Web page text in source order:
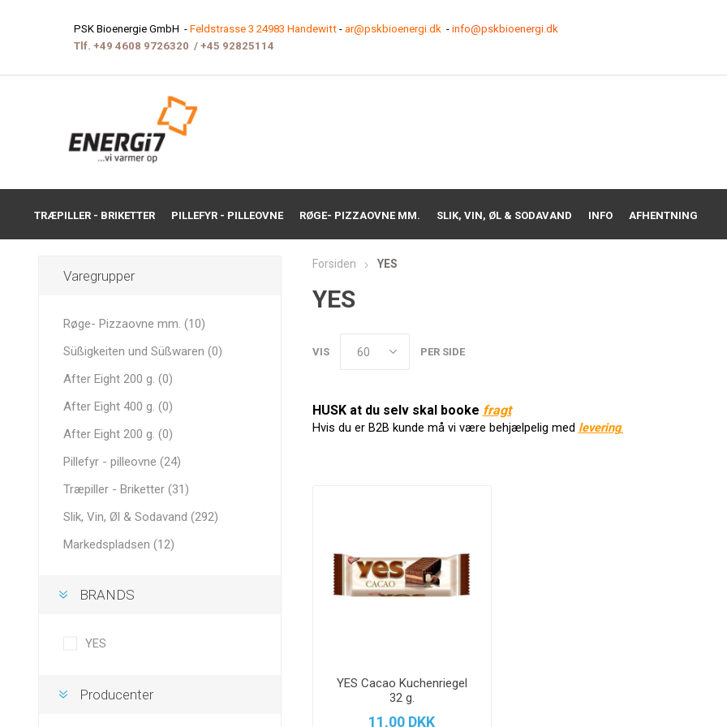
PSK Bioenergie GmbH - Feldstrasse 3 24983 Handewitt- ar@pskbioenergi.dk- info@pskbioenergi.dk
Tlf. +49 4608 9726320 / +45 9282511 4
TRÆPILLER - BRIKETTER PILLEFYR - PILLEOVNE RØGE- PIZZAOVNE MM. SLIK, VIN, ØL & SODAVAND INFO AFHENTNING
Forsiden YES
YES
VIS PER SIDE
HUSK at du selv skal booke fragt
Hvis du er B2B kunde må vi være behjælpelig med levering.
YES Cacao Kuchenriegel
32 g.
11,00 DKK
Varegrupper
Røge- Pizzaovne mm. (10)
Süßigkeiten und Süßwaren (0)
After Eight 200 g. (0)
After Eight 400 g. (0)
After Eight 200 g. (0)
Pillefyr - pilleovne (24)
Træpiller - Briketter (31)
Slik, Vin, Øl & Sodavand (292)
Markedspladsen (12)
BRANDS
YES
Producenter